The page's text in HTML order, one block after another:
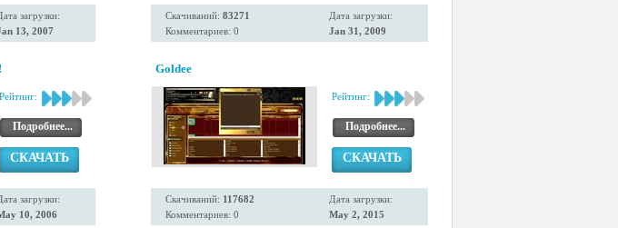
загрузки:
13, 2007
Скачиваний: 83271
Комментариев: 0
Дата загрузки:
Jan 31, 2009
Рейтинг:
Подробнее...
СКАЧАТЬ
загрузки:
10, 2006
Goldee
Рейтинг:
Подробнее...
СКАЧАТЬ
Скачиваний: 117682
Комментариев: 0
Дата загрузки:
May 2, 2015